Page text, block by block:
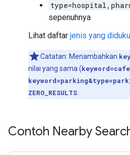
sepenuhnya
Lihat daftar jenis yang
Catatan: Menambahkan
nilai yang sama (
ZERO_RESULTS
Contoh Nearby